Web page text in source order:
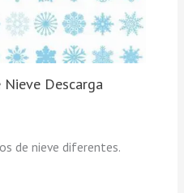
Descarga
de nieve diferentes.